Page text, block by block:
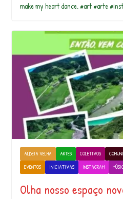
make my heart dance. #art #arte
ALDEIA VELHA ARTES COLETIVOS
EVENTOS
INICIATIVAS INSTAGRAM
Olha nosso espaço